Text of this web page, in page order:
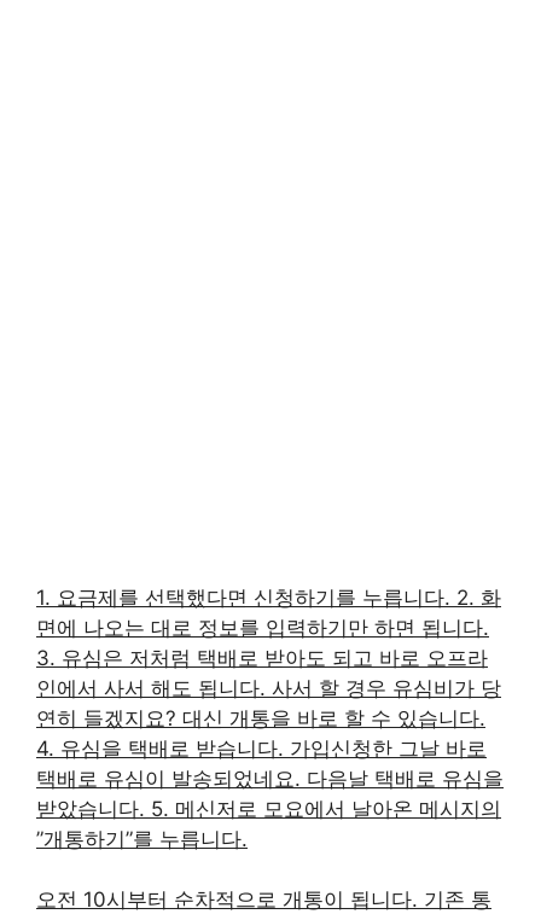
1. 요금제를 선택했다면 신청하기를 누릅니다. 2. 화
면에 나오는 대로 정보를 입력하기만 하면 됩니다.
3. 유심은 저처럼 택배로 받아도 되고 바로 오프라
인에서 사서 해도 됩니다. 사서 할 경우 유심비가 당
연히 들겠지요? 대신 개통을 바로 할 수 있습니다.
4. 유심을 택배로 받습니다. 가입신청한 그날 바로
택배로 유심이 발송되었네요. 다음날 택배로 유심을
받았습니다. 5. 메신저로 모요에서 날아온 메시지의
”개통하기”를 누릅니다.
오전 10시부터 순차적으로 개통이 됩니다. 기존 통